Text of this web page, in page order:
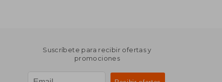
Suscríbete para recibir ofertas y
promociones